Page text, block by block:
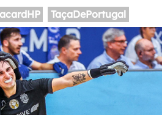
TaçaDePortugal